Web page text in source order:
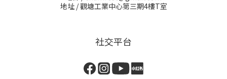
地址 / 觀塘工業中心第三期4樓T室
社交平台